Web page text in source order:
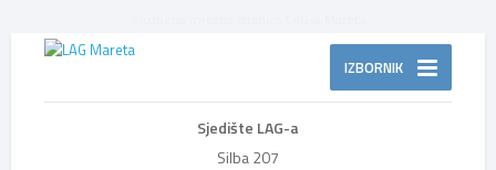
IZBORNIK
Sjedište LAG-a
Silba 207